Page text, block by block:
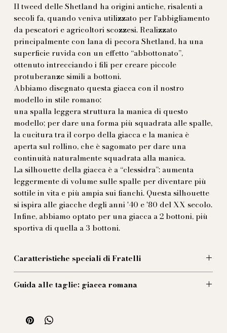
Il tweed delle Shetland ha origini antiche, risalenti a
secoli fa, quando veniva utilizzato per l'abbigliamento
da pescatori e agricoltori scozzesi. Realizzato
principalmente con lana di pecora Shetland, ha una
superficie ruvida con un effetto “abbottonato”,
ottenuto intrecciando i fili per creare piccole
protuberanze simili a bottoni.
Abbiamo disegnato questa giacca con il nostro
modello in stile romano:
una spalla leggera struttura la manica di questo
modello; per dare una forma più squadrata alle spalle,
la cucitura tra il corpo della giacca e la manica è
aperta sul rollino, che è sagomato per dare una
continuità naturalmente squadrata alla manica.
La silhouette della giacca è a “clessidra”: aumenta
leggermente di volume sulle spalle per diventare più
sottile in vita e più ampia sui fianchi. Questa silhouette
si ispira alle giacche degli anni '40 e '80 del XX secolo.
Infine, abbiamo optato per una giacca a 2 bottoni, più
sportiva di quella a 3 bottoni.
Caratteristiche speciali di Fratelli
dettagli sono numerosi:
classico taschino a barchetta.
Guida alle taglie: giacca romana
1/2 Petto: 45 cm
Spalle: 45 cm